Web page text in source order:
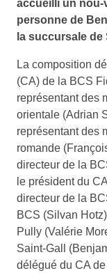
accueilli un nou-
personne de
la succursale de
La composition
(CA) de la BCS
représentant des
orientale (Adrian
représentant des
romande
directeur de la
le président du
directeur de la
BCS (Silvan
Pully (Valérie
Saint-Gall
délégué du CA